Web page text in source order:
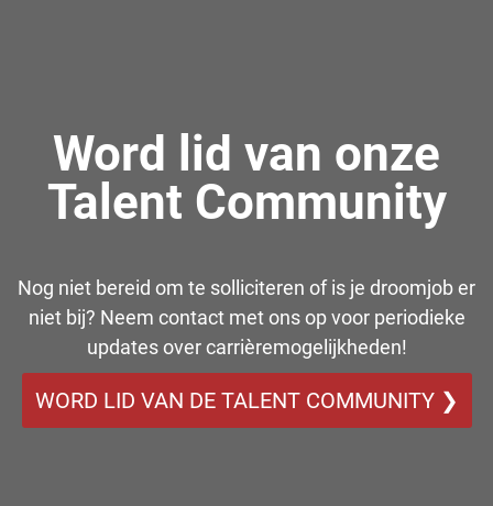
Word lid van onze
Talent Community
Nog niet bereid om te solliciteren of is je droomjob er
niet bij? Neem contact met ons op voor periodieke
updates over carrièremogelijkheden!
WORD LID VAN DE TALENT COMMUNITY ❯